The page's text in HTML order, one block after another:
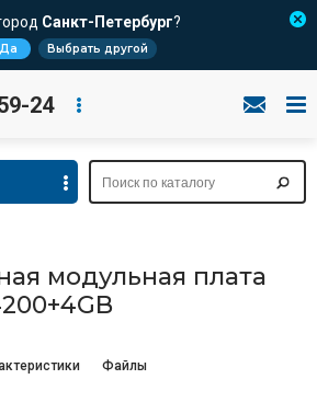
Санкт-Петербург?
Да Выбрать другой
24
модульная плата
Файлы